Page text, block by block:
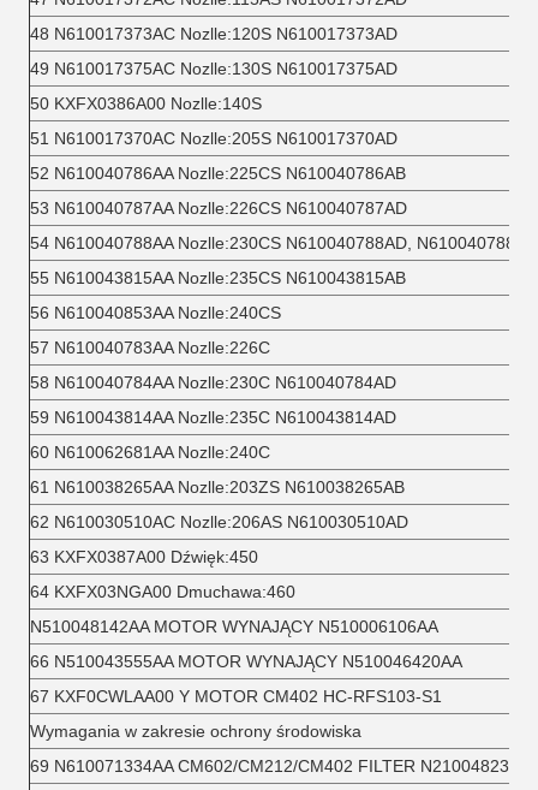
48 N610017373AC Nozlle:120S N610017373AD
49 N610017375AC Nozlle:130S N610017375AD
50 KXFX0386A00 Nozlle:140S
51 N610017370AC Nozlle:205S N610017370AD
52 N610040786AA Nozlle:225CS N610040786AB
53 N610040787AA Nozlle:226CS N610040787AD
54 N610040788AA Nozlle:230CS N610040788AD, N610040788AB
55 N610043815AA Nozlle:235CS N610043815AB
56 N610040853AA Nozlle:240CS
57 N610040783AA Nozlle:226C
58 N610040784AA Nozlle:230C N610040784AD
59 N610043814AA Nozlle:235C N610043814AD
60 N610062681AA Nozlle:240C
61 N610038265AA Nozlle:203ZS N610038265AB
62 N610030510AC Nozlle:206AS N610030510AD
63 KXFX0387A00 Dźwięk:450
64 KXFX03NGA00 Dmuchawa:460
N510048142AA MOTOR WYNAJĄCY N510006106AA
66 N510043555AA MOTOR WYNAJĄCY N510046420AA
67 KXF0CWLAA00 Y MOTOR CM402 HC-RFS103-S1
Wymagania w zakresie ochrony środowiska
69 N610071334AA CM602/CM212/CM402 FILTER